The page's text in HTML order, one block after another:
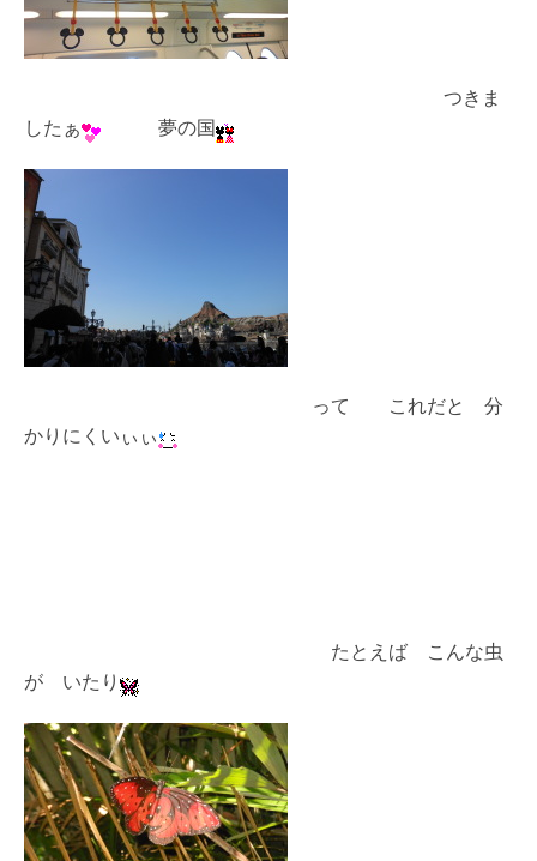
つきま
したぁ
夢の国
って これだと 分
かりにくいぃぃ
たとえば こんな虫
が いたり